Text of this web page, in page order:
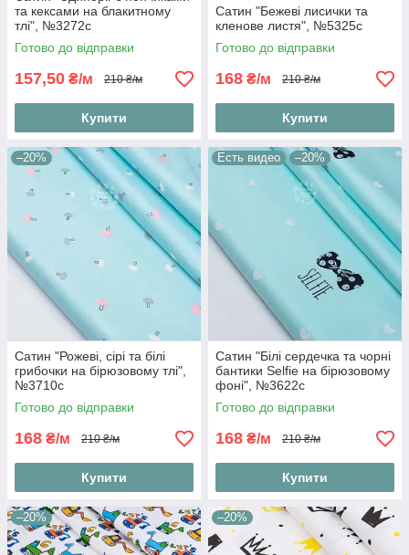
та кексами на блакитному
тлі", №3272с
Готово до відправки
157,50 ₴/м 210 ₴/м
Купити
Сатин "Бежеві лисички та
кленове листя", №5325с
Готово до відправки
168 ₴/м 210 ₴/м
Купити
–20%
Сатин "Рожеві, сірі та білі
грибочки на бірюзовому тлі",
№3710с
Готово до відправки
168 ₴/м 210 ₴/м
Купити
Есть видео –20%
Сатин "Білі сердечка та чорні
бантики Selfie на бірюзовому
фоні", №3622с
Готово до відправки
168 ₴/м 210 ₴/м
Купити
–20% –20%